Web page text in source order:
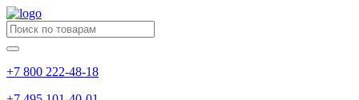
+7 800 222-48-18